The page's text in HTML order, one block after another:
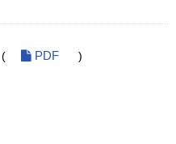
( PDF )